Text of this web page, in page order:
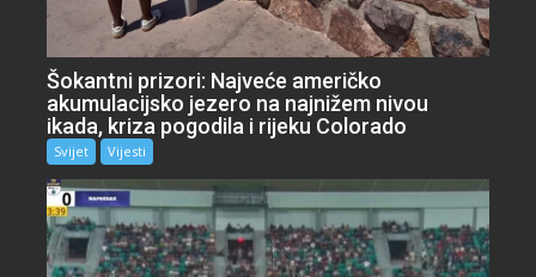
Šokantni prizori: Najveće američko
akumulacijsko jezero na najnižem nivou
ikada, kriza pogodila i rijeku Colorado
Svijet Vijesti